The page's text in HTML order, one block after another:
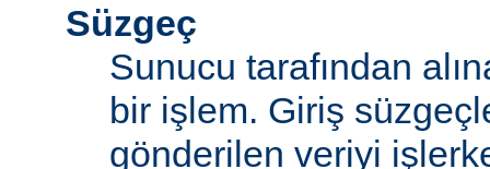
Süzgeç
Sunucu tarafından
bir işlem. Giriş
gönderilen veriyi